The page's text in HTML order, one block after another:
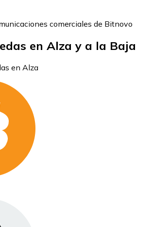
comerciales de Bitnovo
en Alza y a la Baja
en Alza